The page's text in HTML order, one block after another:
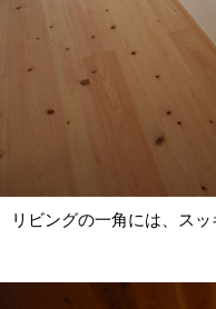
リビングの一角には、ス